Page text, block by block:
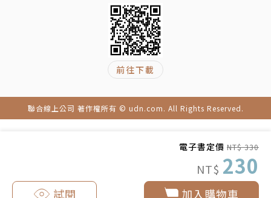
電子書定價 NT$ 330
NT$ 230
加入購物車
試閱
前往下載
聯合線上公司 著作權所有 © udn.com. All Rights Reserved.